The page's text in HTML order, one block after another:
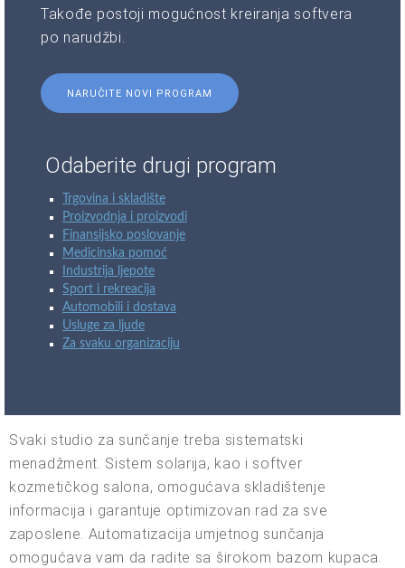
Takođe postoji mogućnost kreiranja softvera
po narudžbi.
NARUČITE NOVI PROGRAM
Odaberite drugi program
Trgovina i skladište
Proizvodnja i proizvodi
Finansijsko poslovanje
Medicinska pomoć
Industrija ljepote
Sport i rekreacija
Automobili i dostava
Usluge za ljude
Za svaku organizaciju
Svaki studio za sunčanje treba sistematski
menadžment. Sistem solarija, kao i softver
kozmetičkog salona, omogućava skladištenje
informacija i garantuje optimizovan rad za sve
zaposlene. Automatizacija umjetnog sunčanja
omogućava vam da radite sa širokom bazom kupaca.